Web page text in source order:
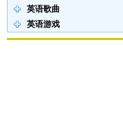
英语歌曲
英语游戏